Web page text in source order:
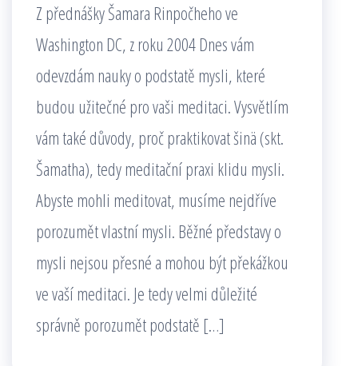
Z přednášky Šamara Rinpočheho ve
Washington DC, z roku 2004 Dnes vám
odevzdám nauky o podstatě mysli, které
budou užitečné pro vaši meditaci. Vysvětlím
vám také důvody, proč praktikovat šinä (skt.
Šamatha), tedy meditační praxi klidu mysli.
Abyste mohli meditovat, musíme nejdříve
porozumět vlastní mysli. Běžné představy o
mysli nejsou přesné a mohou být překážkou
ve vaší meditaci. Je tedy velmi důležité
správně porozumět podstatě […]